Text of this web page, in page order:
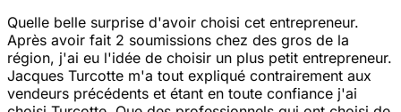
Quelle belle surprise d'avoir choisi cet entrepreneur.
Après avoir fait 2 soumissions chez des gros de la
région, j'ai eu l'idée de choisir un plus petit entrepreneur.
Jacques Turcotte m'a tout expliqué contrairement aux
vendeurs précédents et étant en toute confiance j'ai